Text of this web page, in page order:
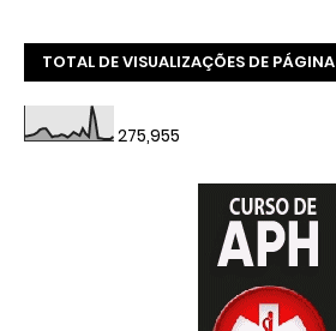
TOTAL DE VISUALIZAÇÕES DE PÁGINA
275,955